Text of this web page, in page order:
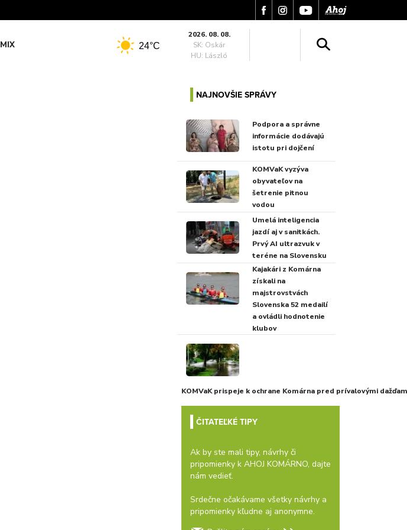
MIX 24°C
2026. 08. 08.
SK: Oskár
HU: László
NAJNOVŠIE SPRÁVY
Podpora a správne
informácie dodávajú
istotu pri dojčení
KOMVaK vyzýva
obyvateľov na
šetrenie pitnou
vodou
Umelá inteligencia
jazdí aj v sanitkách.
Prvý AI ultrazvuk v
teréne na Slovensku
Kajakári z Komárna
získali na
majstrovstvách
Slovenska 52 medailí
a ovládli hodnotenie
klubov
KOMVaK prispeje k ochrane Komárna pred prívalovými
ČITATEĽKÉ TIPY
Ak by ste mali tipy, návrhy či
pripomienky k AHOJ KOMÁRNO, dajte
nám vedieť.
Srdečne očakávame všetky návrhy a
pripomienky kľudne aj anonymne.